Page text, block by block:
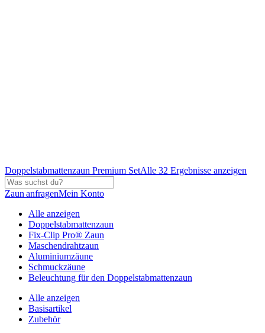
Doppelstabmattenzaun Premium SetAlle 32 Ergebnisse anzeigen
Zaun anfragenMein Konto
Alle anzeigen
Doppelstabmattenzaun
Fix-Clip Pro® Zaun
Maschendrahtzaun
Aluminiumzäune
Schmuckzäune
Beleuchtung für den Doppelstabmattenzaun
Alle anzeigen
Basisartikel
Zubehör